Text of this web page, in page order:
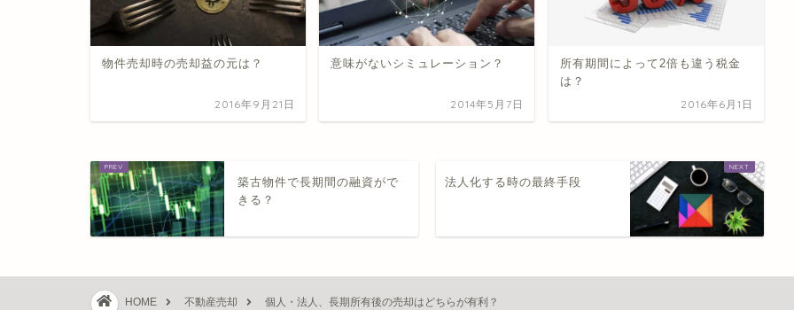
物件売却時の売却益の元は？
2016年9月21日
意味がないシミュレーション？
2014年5月7日
所有期間によって2倍も違う税金
は？
2016年6月1日
築古物件で長期間の融資がで
きる？
法人化する時の最終手段
HOME 不動産売却 個人・法人、長期所有後の売却はどちらが有利？